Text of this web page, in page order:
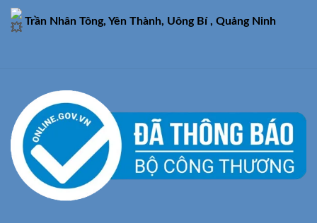
Trần Nhân Tông, Yên Thành, Uông Bí , Quảng Ninh